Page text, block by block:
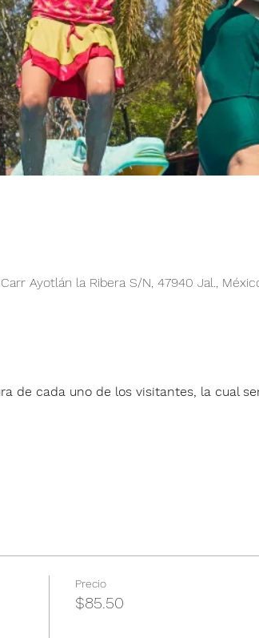
Ayotlán la Ribera S/N, 47940 Jal.,
de cada uno de los visitantes, la cual
Precio
$85.50